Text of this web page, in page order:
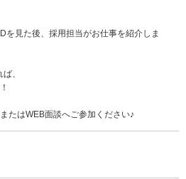
を見た後、採用担当がお仕事を紹介しま
、
たはWEB面談へご参加ください♪